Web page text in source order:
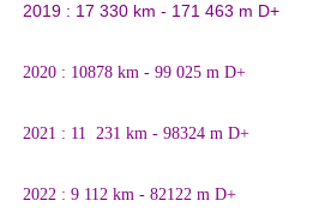
2019 : 17 330 km - 171 463 m D+
2020 : 10878 km - 99 025 m D+
2021 : 11 231 km - 98324 m D+
2022 : 9 112 km - 82122 m D+